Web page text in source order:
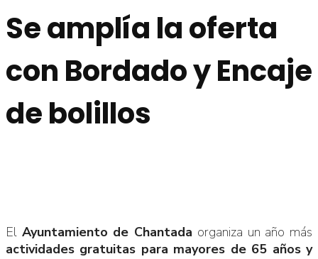
Se amplía la oferta
con Bordado y Encaje
de bolillos
El Ayuntamiento de Chantada organiza un año más
actividades gratuitas para mayores de 65 años y